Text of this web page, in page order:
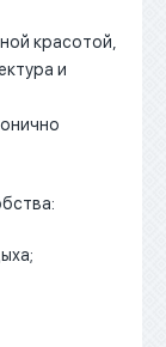
красотой,
и